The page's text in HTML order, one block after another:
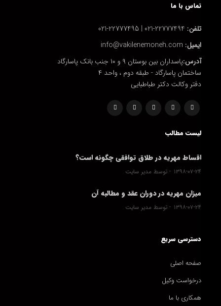
تماس با ما
تلفن:
ایمیل:
آدرس:پاسداران بین بوستان ۹ و ۱۰ جنب بانک پاسارگاد
ساختمان پاسارگاد - طبقه دوم ، واحد ۴
دفتر وکالت دکتر طباطبایی
لیست مطالب
اقساط مهریه در طلاق توافقی چگونه است؟
۱۳۹۸-۰۷-۲۴ توسط مدیر سایت
میزان مهریه در دوران عقد و مطالبه آن
۱۳۹۸-۰۷-۲۴ توسط مدیر سایت
دسترسی سریع
صفحه اصلی
درخواست وکیل
همکاری با ما